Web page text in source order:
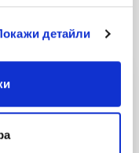
детайли
с бонус